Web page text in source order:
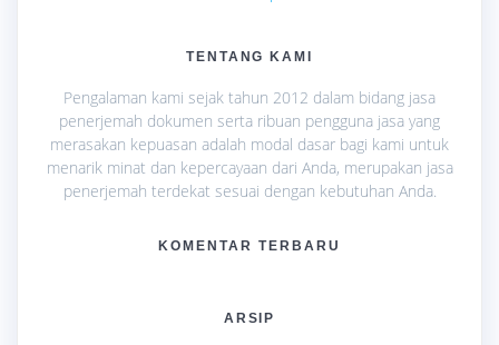
TENTANG KAMI
Pengalaman kami sejak tahun 2012 dalam bidang jasa
penerjemah dokumen serta ribuan pengguna jasa yang
merasakan kepuasan adalah modal dasar bagi kami untuk
menarik minat dan kepercayaan dari Anda, merupakan jasa
penerjemah terdekat sesuai dengan kebutuhan Anda.
KOMENTAR TERBARU
ARSIP